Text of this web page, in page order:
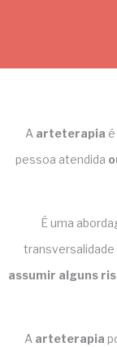
A arteterapia
pessoa atendida
É uma
transversalidade
assumir alguns
A arteterapia